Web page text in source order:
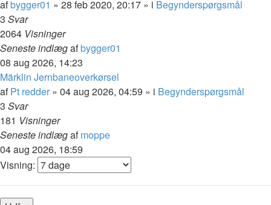
afbygger01 » 28 feb 2020, 20:17 » i Begynderspørgsmål
3 Svar
2064 Visninger
Seneste indlægafbygger01
08 aug 2026, 14:23
Märklin Jernbaneoverkørsel
afPt redder » 04 aug 2026, 04:59 » i Begynderspørgsmål
3 Svar
181 Visninger
Seneste indlægafmoppe
04 aug 2026, 18:59
Visning: